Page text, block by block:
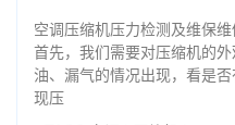
空调压缩机压力检测及维保
首先，我们需要对压缩机的
油、漏气的情况出现，看是
现压